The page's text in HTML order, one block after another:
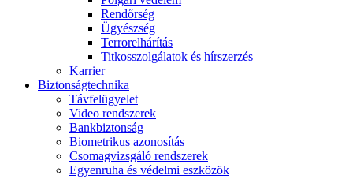
Rendőrség
Ügyészség
Terrorelhárítás
Titkosszolgálatok és hírszerzés
Karrier
Biztonságtechnika
Távfelügyelet
Video rendszerek
Bankbiztonság
Biometrikus azonosítás
Csomagvizsgáló rendszerek
Egyenruha és védelmi eszközök